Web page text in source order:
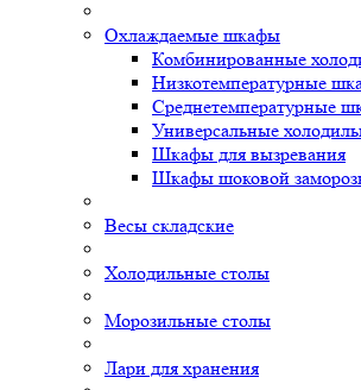
Охлаждаемые шкафы
Комбинированные
Низкотемпературные
Среднетемпературные
Универсальные
Шкафы для вызревания
Шкафы шоковой
Весы складские
Холодильные столы
Морозильные столы
Лари для хранения